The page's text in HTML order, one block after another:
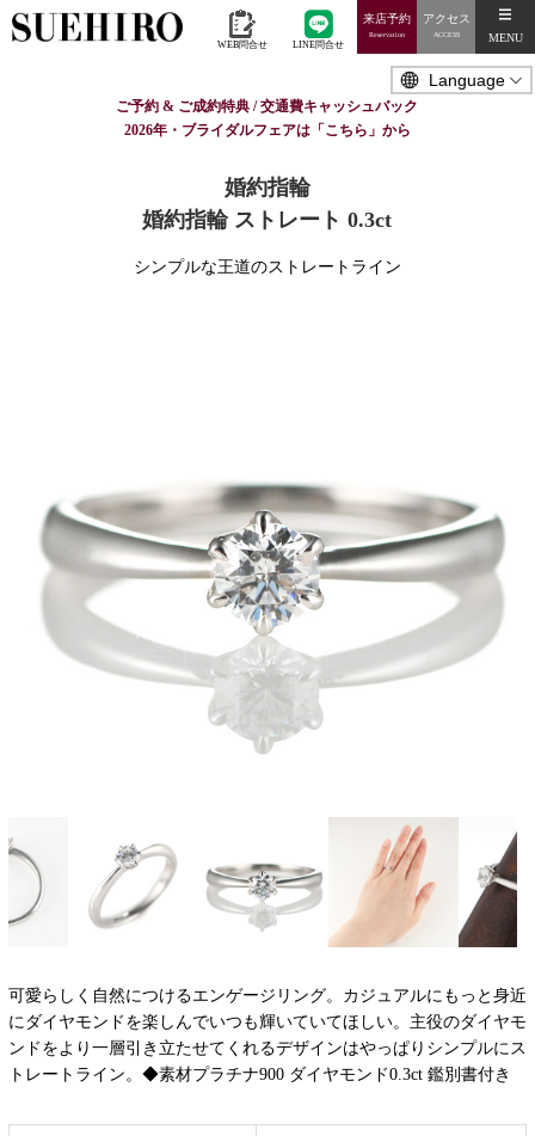
WEB問合せ LINE問合せ
来店予約
Reservation
アクセス
ACCESS MENU
ご予約 & ご成約特典 / 交通費キャッシュバック
2026年・ブライダルフェアは「こちら」から
婚約指輪
婚約指輪 ストレート 0.3ct
シンプルな王道のストレートライン
可愛らしく自然につけるエンゲージリング。カジュアルにもっと身近
にダイヤモンドを楽しんでいつも輝いていてほしい。主役のダイヤモ
ンドをより一層引き立たせてくれるデザインはやっぱりシンプルにス
トレートライン。◆素材プラチナ900 ダイヤモンド0.3ct 鑑別書付き